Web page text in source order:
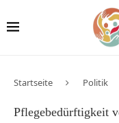
Startseite Politik
Pflegebedürftigkeit